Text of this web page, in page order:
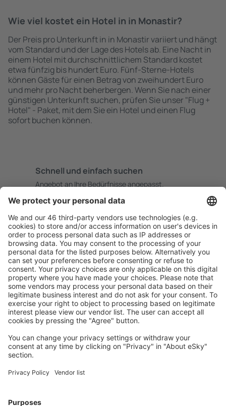
Wie viel kostet ein Hotel in in Monastir?
Der Preis pro Unterkunft in in Monastir variiert und hängt
vom Standard und der Lage des Hotels ab. Eine Nacht in
einem Hotel mit durchschnittlichem Standard kostet
etwa fünfzig bis hundert Euro. Fünf-Sterne-Hotels
können Gäste für einen Betrag von zweihundert Euro
und mehr pro Nacht beherbergen. Wenn Sie nach einer
günstigen Unterkunft suchen, prüfen Sie unser "Flug +
Hotel" - Paket, mit dem Sie ein Hotel und einen Flug
sofort buchen können.
Schnell und einfach suchen
Angebot an Ihre Bedürfnisse angepasst.
Sicher planen
Buchen ohne Sorgen mit einer kostenlosen
Stornierungsoption.
Mehr sparen
Attraktive Preise und Spezialangebote für eingeloggte
Benutzer.
Unterkünfte, die Sie mögen
Wählen Sie aus über 1,3 Millionen Unterkünften: Hotels,
Meist gesuchte Hotels von eSky-Nutzern